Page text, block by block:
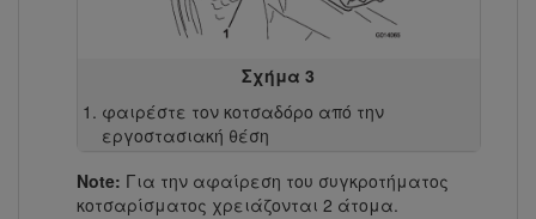
Σχήμα 3
φαιρέστε τον κοτσαδόρο από την
εργοστασιακή θέση
Note: Για την αφαίρεση του συγκροτήματος
κοτσαρίσματος χρειάζονται 2 άτομα.